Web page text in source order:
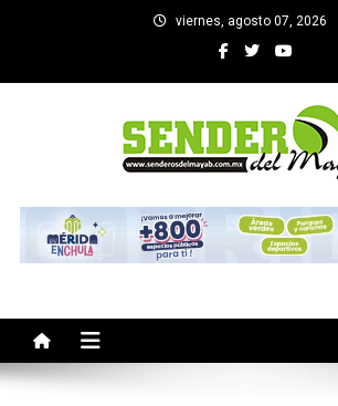
viernes, agosto 07, 2026
SENDEROS DEL